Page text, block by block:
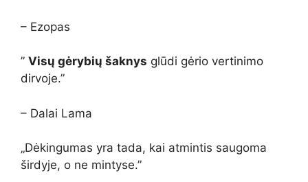
– Ezopas
” Visų gėrybių šaknys glūdi gėrio vertinimo
dirvoje.”
– Dalai Lama
„Dėkingumas yra tada, kai atmintis saugoma
širdyje, o ne mintyse.”